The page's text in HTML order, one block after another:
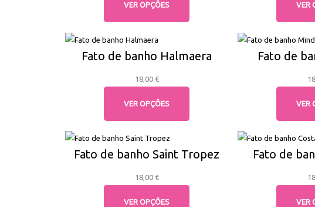
VER OPÇÕES VER
Fato de banho Halmaera
18,00 €
VER OPÇÕES
Fato de
VER
Fato de banho Saint Tropez
18,00 €
VER OPÇÕES
Fato de
VER